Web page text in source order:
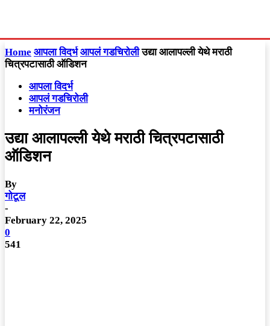
Home आपला विदर्भ आपलं गडचिरोली उद्या आलापल्ली येथे मराठी
चित्रपटासाठी ऑडिशन
आपला विदर्भ
आपलं गडचिरोली
मनोरंजन
उद्या आलापल्ली येथे मराठी चित्रपटासाठी
ऑडिशन
By
गोटूल
-
February 22, 2025
0
541